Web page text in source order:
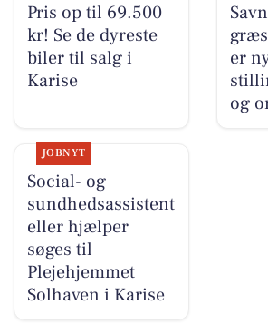
Pris op til 69.500
kr! Se de dyreste
biler til salg i
Karise
er
og
JOBNYT
Social- og
sundhedsassistent
eller hjælper
søges til
Plejehjemmet
Solhaven i Karise